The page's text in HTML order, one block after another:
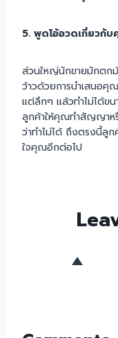
5. พูดโอ้อวดเกี่ยวกั
ส่วนใหญ่นักขายมักตกม้
ว้าวด้วยการนำเสนอคุ
แต่ลึกๆ แล้วทำไม่ได้ข
ลูกค้าให้คุณทำสัญญาห
ว่าทำไม่ได้ ถึงตรงนี้ลู
ใจคุณอีกต่อไป